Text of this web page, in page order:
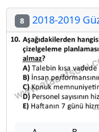
8 2018-2019